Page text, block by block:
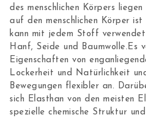
des menschlichen Körpers
auf den menschlichen Körper
kann mit jedem Stoff
Hanf, Seide und Baumwolle.Es
Eigenschaften von
Lockerheit und Natürlichkeit
Bewegungen flexibler an.
sich Elasthan von den meisten
spezielle chemische Struktur